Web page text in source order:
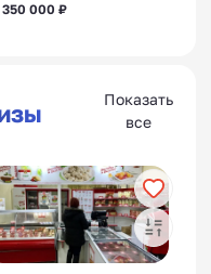
350 000 ₽
Показать
все